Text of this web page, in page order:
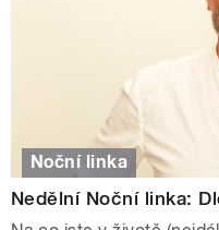
Noční linka
Nedělní Noční linka: